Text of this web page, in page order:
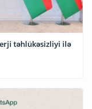
təhlükəsizliyi ilə